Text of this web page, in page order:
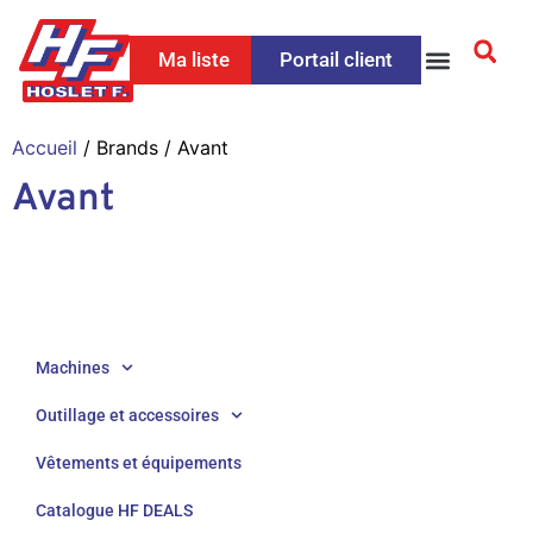
Ma liste Portail client
Accueil / Brands / Avant
Avant
Machines
Outillage et accessoires
Vêtements et équipements
Catalogue HF DEALS